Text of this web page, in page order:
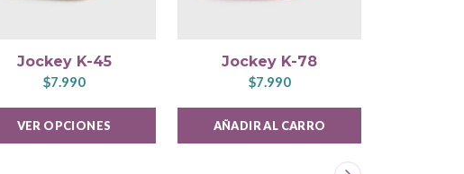
Jockey K-45
$7.990
VER OPCIONES
Jockey K-78
$7.990
AÑADIR AL CARRO